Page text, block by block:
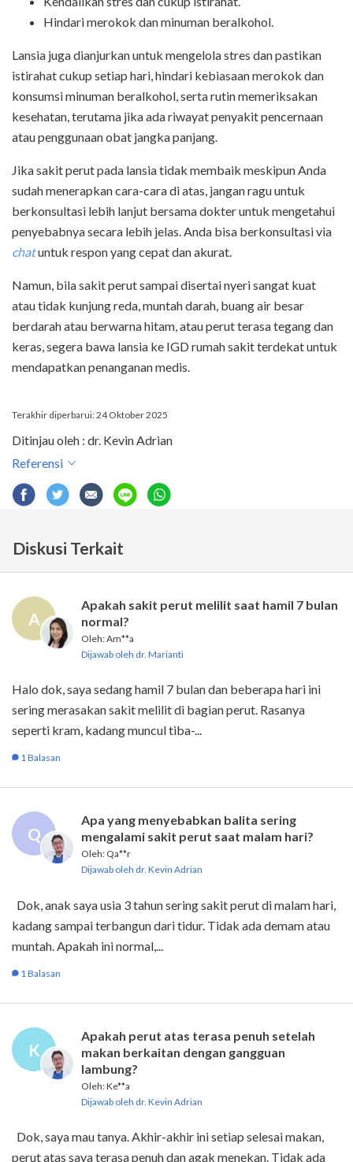
Hindari merokok dan minuman beralkohol.
Lansia juga dianjurkan untuk mengelola stres dan pastikan
istirahat cukup setiap hari, hindari kebiasaan merokok dan
konsumsi minuman beralkohol, serta rutin memeriksakan
kesehatan, terutama jika ada riwayat penyakit pencernaan
atau penggunaan obat jangka panjang.
Jika sakit perut pada lansia tidak membaik meskipun Anda
sudah menerapkan cara-cara di atas, jangan ragu untuk
berkonsultasi lebih lanjut bersama dokter untuk mengetahui
penyebabnya secara lebih jelas. Anda bisa berkonsultasi via
chatuntuk respon yang cepat dan akurat.
Namun, bila sakit perut sampai disertai nyeri sangat kuat
atau tidak kunjung reda, muntah darah, buang air besar
berdarah atau berwarna hitam, atau perut terasa tegang dan
keras, segera bawa lansia ke IGD rumah sakit terdekat untuk
mendapatkan penanganan medis.
Terakhir diperbarui: 24 Oktober 2025